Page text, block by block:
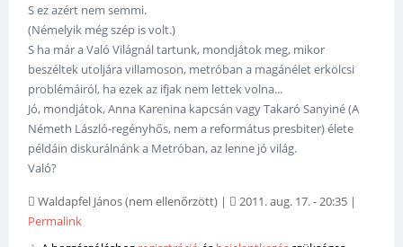
S ez azért nem semmi.
(Némelyik még szép is volt.)
S ha már a Való Világnál tartunk, mondjátok meg, mikor
beszéltek utoljára villamoson, metróban a magánélet erkölcsi
problémáiról, ha ezek az ifjak nem lettek volna...
Jó, mondjátok, Anna Karenina kapcsán vagy Takaró Sanyiné (A
Németh László-regényhős, nem a református presbiter) élete
példáin diskurálnánk a Metróban, az lenne jó világ.
Való?
Waldapfel János (nem ellenőrzött) | 2011. aug. 17. - 20:35 |
Permalink